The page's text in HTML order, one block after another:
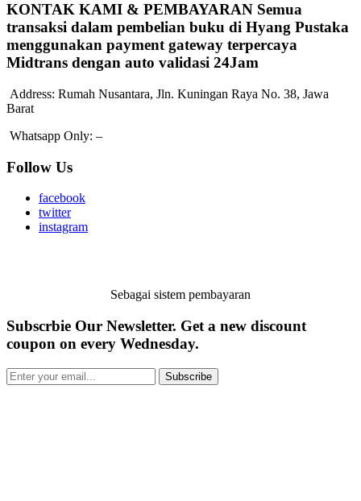
KONTAK KAMI & PEMBAYARAN Semua
transaksi dalam pembelian buku di Hyang Pustaka
menggunakan payment gateway terpercaya
Midtrans dengan auto validasi 24Jam
Address: Rumah Nusantara, Jln. Kuningan Raya No. 38, Jawa
Barat
Whatsapp Only: –
Follow Us
facebook
twitter
instagram
Sebagai sistem pembayaran
Subscrbie Our Newsletter. Get a new discount
coupon on every Wednesday.
Subscribe